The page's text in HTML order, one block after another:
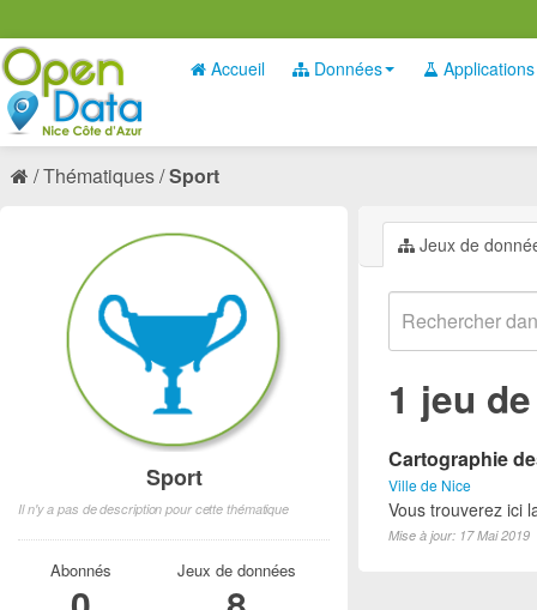
Accueil Données Applications
Thématiques Sport
Jeux de
1 jeu
Cartographie
Ville de Nice
Vous trouverez ici
Mise à jour: 17 Mai 2019
Sport
Il n'y a pas de description pour cette thématique
Abonnés Jeux de données